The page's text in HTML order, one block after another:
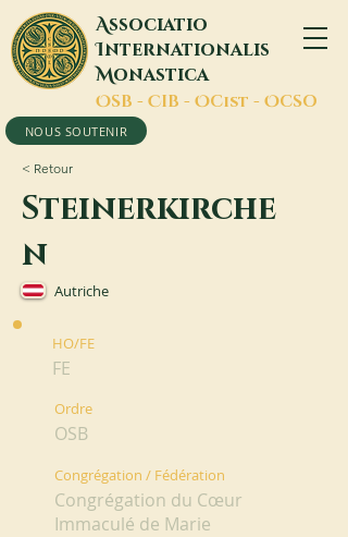
Associatio
Internationalis
Monastica
OSB - CIB - OCist - OCSO
NOUS SOUTENIR
< Retour
Steinerkirche
n
Autriche
HO/FE
FE
Ordre
OSB
Congrégation / Fédération
Congrégation du Cœur
Immaculé de Marie